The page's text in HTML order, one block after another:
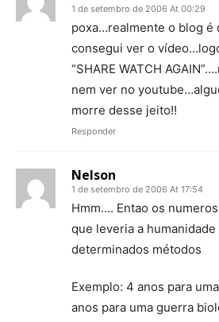
1 de setembro de 2006 At 00:29
poxa…realmente o blog é
consegui ver o
“SHARE WATCH
nem ver no
morre desse jeito!!
Responder
Nelson
1 de setembro de 2006 At 17:54
Hmm…. Entao os
que leveria a
determinados métodos
Exemplo: 4 anos para
anos para uma guerra